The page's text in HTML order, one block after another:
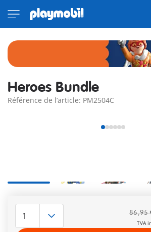
Heroes Bundle
Référence de l’article: PM2504C
Le délai de livraison est
ouvrés
Livraison gratuite à partir de 40 €
86,95
TVA